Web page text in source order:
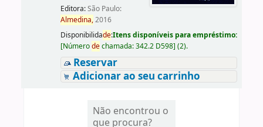
Editora:São Paulo:
Almedina,2016
Disponibilidade:Itens disponíveis para empréstimo:
[Númerodechamada:342.2 D598] (2).
Reservar
Adicionar ao seu carrinho
Não encontrou o
que procura?